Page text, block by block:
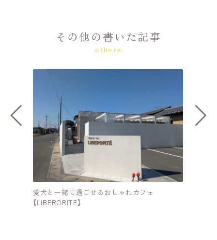
その他の書いた記事
others
愛犬と一緒に過ごせるおしゃれカフェ
【LIBERORITE】